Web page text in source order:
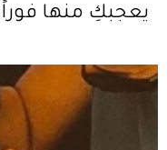
يعجبكِ منها فوراً